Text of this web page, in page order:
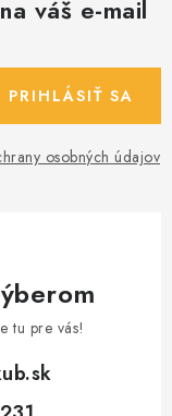
váš e-mail
osobných údajov
PRIHLÁSIŤ SA
tu pre vás!